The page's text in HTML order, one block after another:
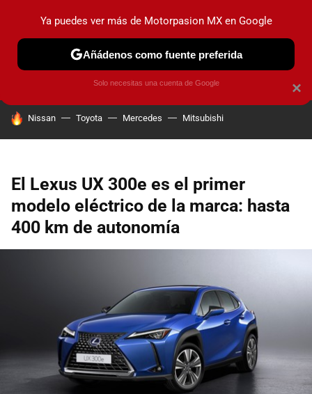
PRUEBAS INDUSTRIA HOY NO CIRCULA
HOY SE HABLA DE
Nissan Toyota Mercedes Mitsubishi
El Lexus UX 300e es el primer
modelo eléctrico de la marca: hasta
400 km de autonomía
×
Ya puedes ver más de Motorpasion MX en Google
Añádenos como fuente preferida
Solo necesitas una cuenta de Google